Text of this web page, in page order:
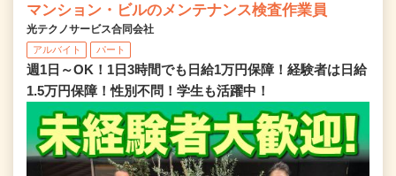
マンション・ビルのメンテナンス検査作業員
光テクノサービス合同会社
アルバイト パート
週1日～OK！1日3時間でも日給1万円保障！経験者は日給
1.5万円保障！性別不問！学生も活躍中！